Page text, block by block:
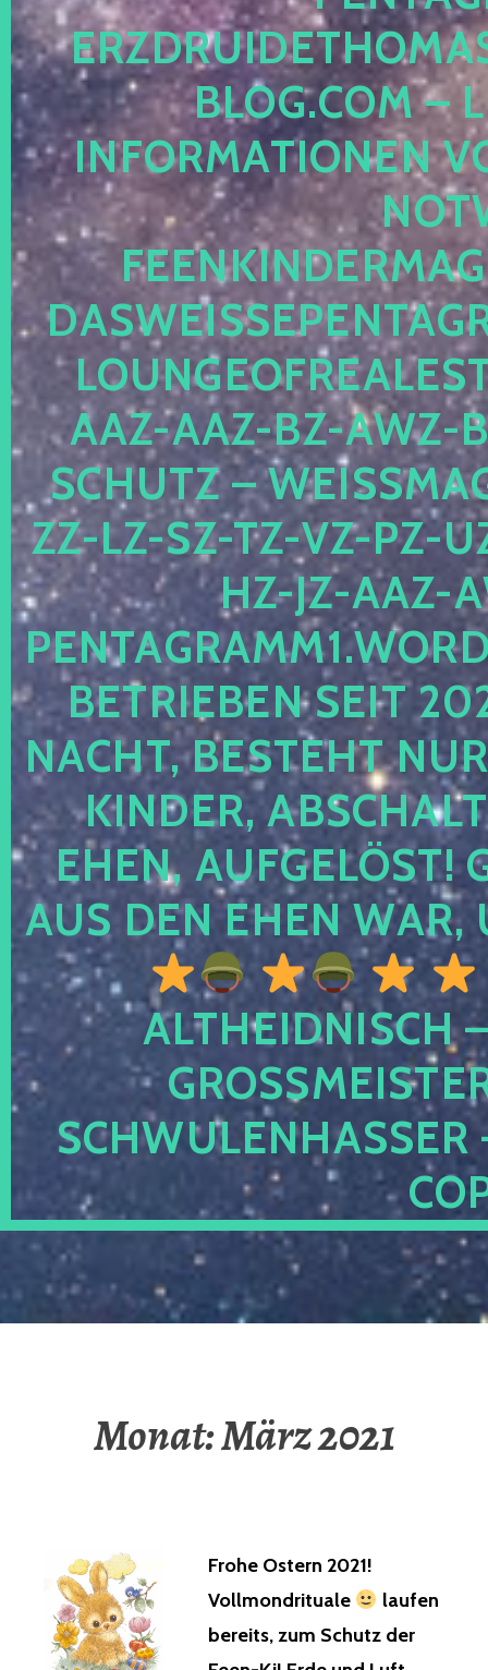
LOG.COM –
NFORMATIONEN
AZ-AAZ-BZ-AWZ-
CHUTZ –
-LZ-SZ-TZ-VZ-PZ-UZ-
-JZ-AAZ-
TRIEBEN SEIT 2024
CHT, BESTEHT NUR
NDER,
EN, AUFGELÖST!
S DEN EHEN WAR,
ALTHEIDNISCH
CHWULENHASSER
Monat:März 2021
Frohe Ostern 2021!
Vollmondrituale
laufen
bereits, zum Schutz der